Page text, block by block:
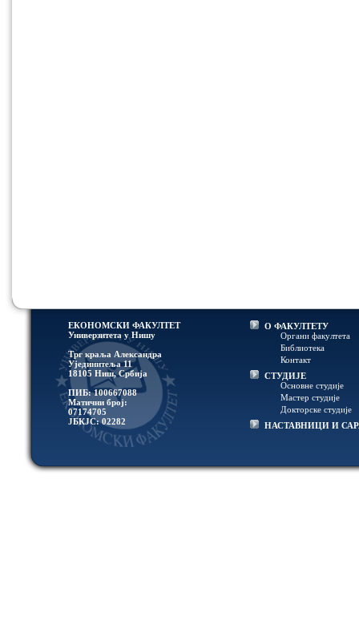
ЕКОНОМСКИ ФАКУЛТЕТ
Универзитетa у Нишу
Трг краља Александра
Ујединитеља 11
18105 Ниш, Србија
ПИБ: 100667088
Матични број:
07174705
ЈБКЈС: 02282
О ФАКУЛТЕТУ
Органи факултета
Библиотека
Контакт
СТУДИЈЕ
Основне студије
Мастер студије
Докторске студије
НАСТАВНИЦИ И